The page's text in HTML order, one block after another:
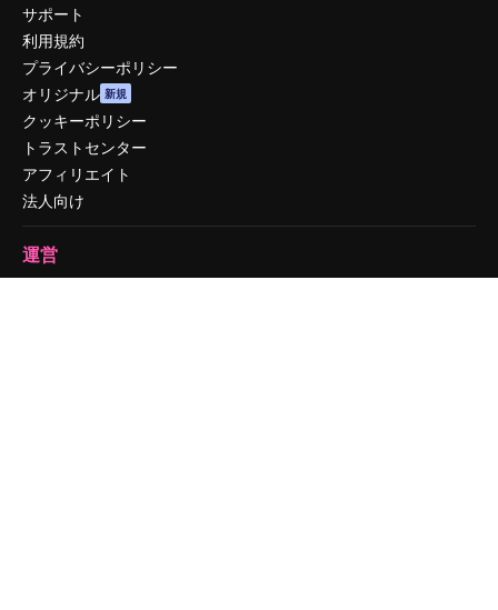
サポート
利用規約
プライバシーポリシー
オリジナル 新規
クッキーポリシー
トラストセンター
アフィリエイト
法人向け
運営